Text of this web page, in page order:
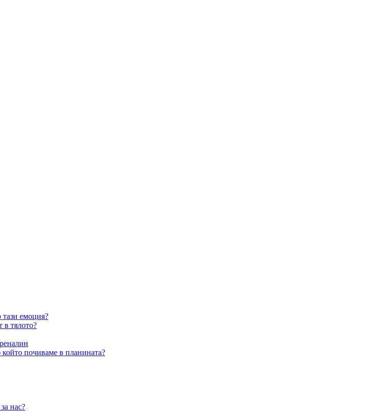
емоция?
в тялото?
почиваме в планината?
нас?